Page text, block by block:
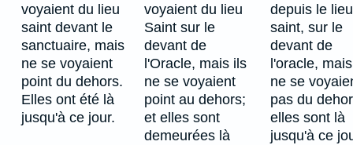
voyaient du lieu
saint devant le
sanctuaire, mais
ne se voyaient
point du dehors.
Elles ont été là
jusqu'à ce jour.
voyaient du lieu
Saint sur le
devant de
l'Oracle, mais ils
ne se voyaient
point au dehors;
et elles sont
demeurées là
depuis le lieu
saint, sur le
devant de
l'oracle,
ne se
pas du
elles sont là
jusqu'à ce